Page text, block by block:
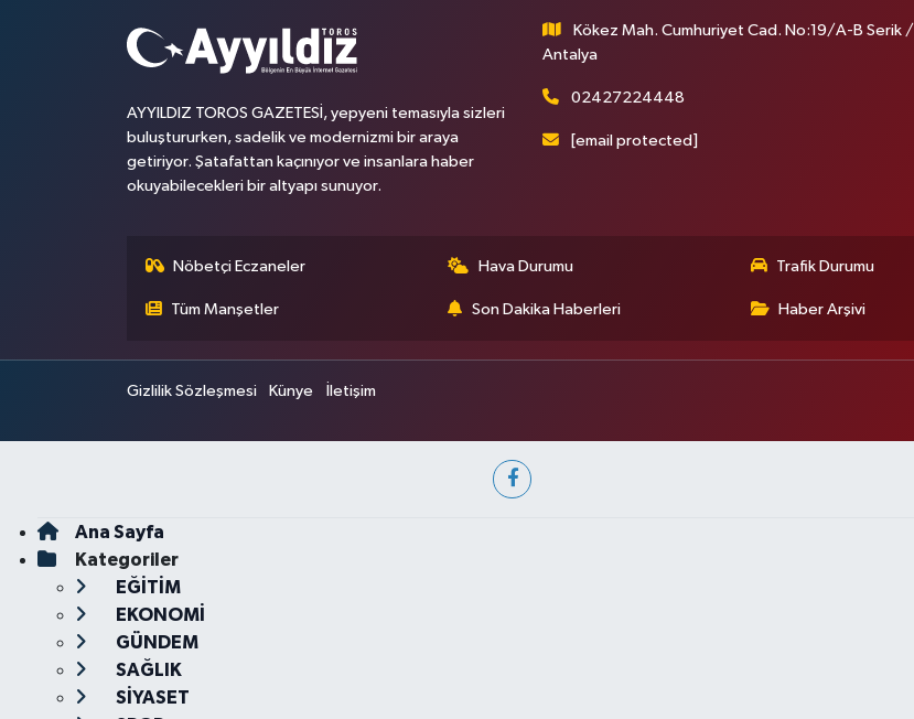
AYYILDIZ TOROS GAZETESİ, yepyeni temasıyla sizleri
buluştururken, sadelik ve modernizmi bir araya
getiriyor. Şatafattan kaçınıyor ve insanlara haber
okuyabilecekleri bir altyapı sunuyor.
Kökez Mah. Cumhuriyet Cad. No:19/A-B Serik /
Antalya
02427224448
[email protected]
Nöbetçi Eczaneler Hava Durumu Trafik Durumu
Tüm Manşetler Son Dakika Haberleri Haber Arşivi
Gizlilik Sözleşmesi Künye İletişim
Ana Sayfa
Kategoriler
EĞİTİM
EKONOMİ
GÜNDEM
SAĞLIK
SİYASET